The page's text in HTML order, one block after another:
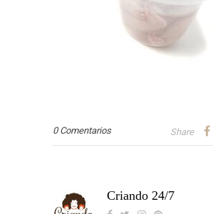
0 Comentarios Share
Criando 24/7